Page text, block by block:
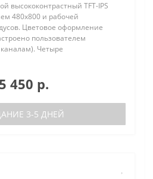
высококонтрастный TFT-IPS
480х800 и рабочей
Цветовое оформление
пользователем
Четыре
450 р.
3-5 ДНЕЙ